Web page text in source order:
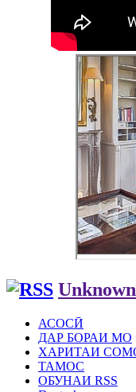
АСОСӢ
ДАР БОРАИ МО
ХАРИТАИ
ТАМОС
ОБУНАИ RSS